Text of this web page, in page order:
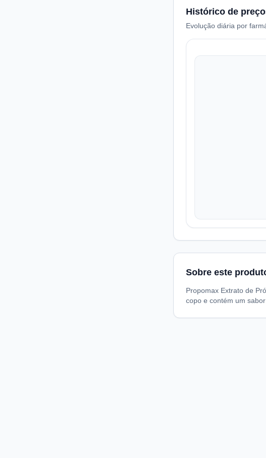
Histórico de
Evolução diária por
Sobre este
Propomax Extrato de
copo e contém um